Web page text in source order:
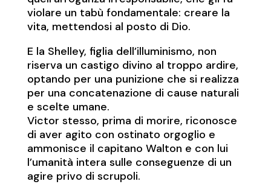
violare un tabù fondamentale: creare la
vita, mettendosi al posto di Dio.
E la Shelley, figlia dell’illuminismo, non
riserva un castigo divino al troppo ardire,
optando per una punizione che si realizza
per una concatenazione di cause naturali
e scelte umane.
Victor stesso, prima di morire, riconosce
di aver agito con ostinato orgoglio e
ammonisce il capitano Walton e con lui
l’umanità intera sulle conseguenze di un
agire privo di scrupoli.